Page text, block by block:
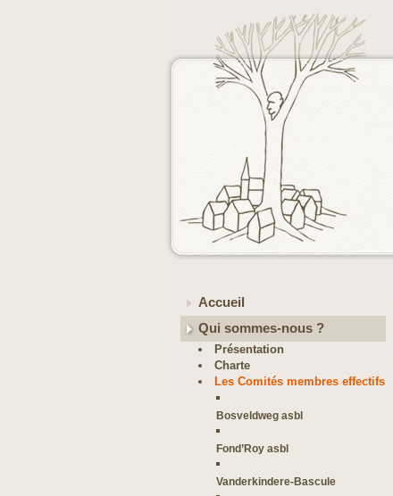
Accueil
Qui sommes-nous ?
Présentation
Charte
Les Comités membres effectifs
Bosveldweg asbl
Fond’Roy asbl
Vanderkindere-Bascule